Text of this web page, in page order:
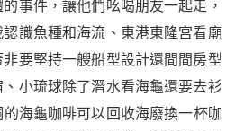
事件，讓他們吆喝朋友一起走，
識魚種和海流、東港東隆宮看廟
要堅持一艘船型設計還間間房型
、小琉球除了潛水看海龜還要去衫
的海龜咖啡可以回收海廢換一杯咖